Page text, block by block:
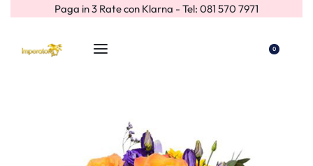
Paga in 3 Rate con Klarna - Tel: 081 570 7971
0